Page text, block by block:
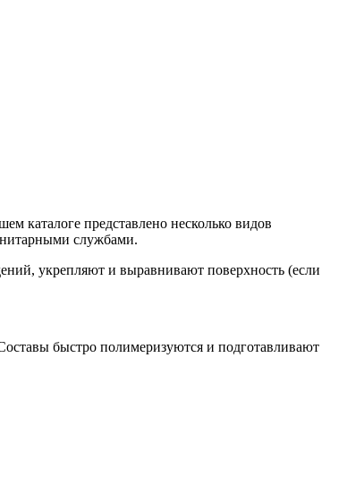
каталоге представлено несколько видов
службами.
укрепляют и выравнивают поверхность (если
быстро полимеризуются и подготавливают